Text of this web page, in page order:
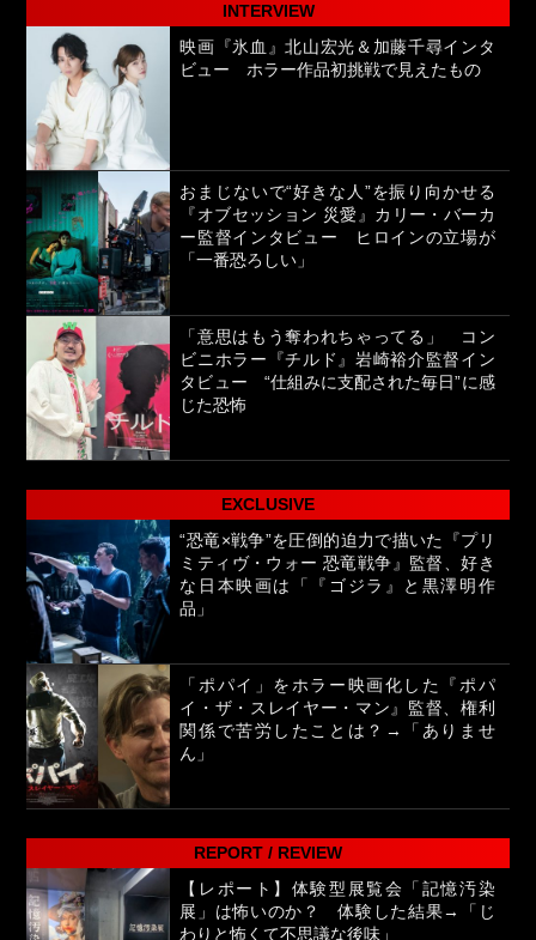
INTERVIEW
映画『氷血』北山宏光＆加藤千尋インタ
ビュー ホラー作品初挑戦で見えたもの
おまじないで“好きな人”を振り向かせる
『オブセッション 災愛』カリー・バーカ
ー監督インタビュー ヒロインの立場が
「一番恐ろしい」
「意思はもう奪われちゃってる」 コン
ビニホラー『チルド』岩崎裕介監督イン
タビュー “仕組みに支配された毎日”に感
じた恐怖
EXCLUSIVE
“恐竜×戦争”を圧倒的迫力で描いた『プリ
ミティヴ・ウォー 恐竜戦争』監督、好き
な日本映画は「『ゴジラ』と黒澤明作
品」
「ポパイ」をホラー映画化した『ポパ
イ・ザ・スレイヤー・マン』監督、権利
関係で苦労したことは？→「ありませ
ん」
REPORT / REVIEW
【レポート】体験型展覧会「記憶汚染
展」は怖いのか？ 体験した結果→「じ
わりと怖くて不思議な後味」